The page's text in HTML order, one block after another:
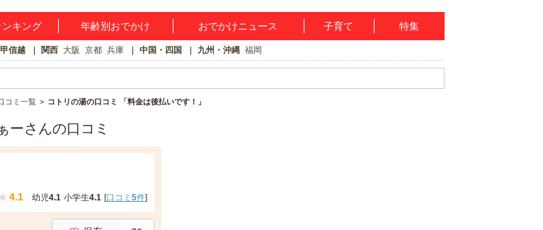
ンキング 年齢別おでかけ おでかけニュース 子育て 特集
信越 関西 大阪 京都 兵庫 中国・四国 九州・沖縄 福岡
コミ一覧 コトリの湯の口コミ 「料金は後払いです！」
ーさんの口コミ
★ 4.1 幼児4.1 小学生4.1 [口コミ 5件]